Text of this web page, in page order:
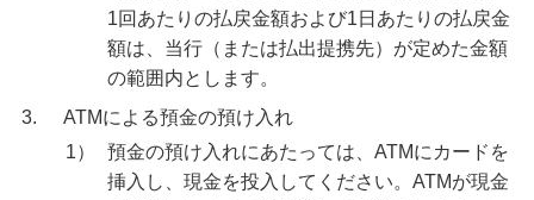
みずほプレミアムクラブ
住宅ローン・カードローン
貯める・増やす
1回あたりの払戻金額および1日あたりの払戻金
額は、当行（または払出提携先）が定めた金額
の範囲内とします。
3.
ATMによる預金の預け入れ
1）
預金の預け入れにあたっては、ATMにカードを
挿入し、現金を投入してください。ATMが現金